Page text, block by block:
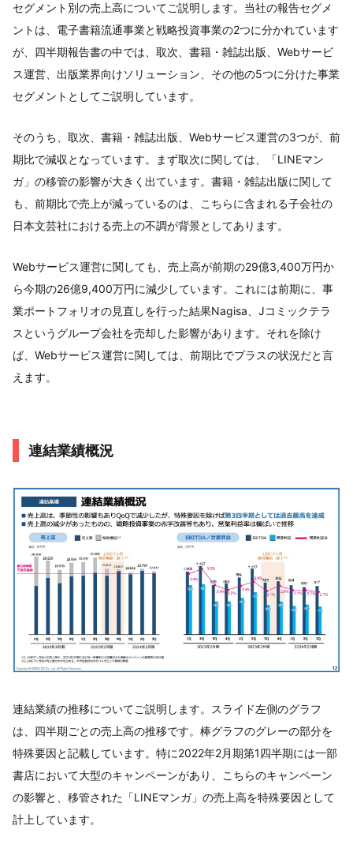
セグメント別の売上高についてご説明します。当社の報告セグメ
ントは、電子書籍流通事業と戦略投資事業の2つに分かれています
が、四半期報告書の中では、取次、書籍・雑誌出版、Webサービ
ス運営、出版業界向けソリューション、その他の5つに分けた事業
セグメントとしてご説明しています。
そのうち、取次、書籍・雑誌出版、Webサービス運営の3つが、前
期比で減収となっています。まず取次に関しては、「LINEマン
ガ」の移管の影響が大きく出ています。書籍・雑誌出版に関して
も、前期比で売上が減っているのは、こちらに含まれる子会社の
日本文芸社における売上の不調が背景としてあります。
Webサービス運営に関しても、売上高が前期の29億3,400万円か
ら今期の26億9,400万円に減少しています。これには前期に、事
業ポートフォリオの見直しを行った結果Nagisa、Jコミックテラ
スというグループ会社を売却した影響があります。それを除け
ば、Webサービス運営に関しては、前期比でプラスの状況だと言
えます。
連結業績概況
連結業績の推移についてご説明します。スライド左側のグラフ
は、四半期ごとの売上高の推移です。棒グラフのグレーの部分を
特殊要因と記載しています。特に2022年2月期第1四半期には一部
書店において大型のキャンペーンがあり、こちらのキャンペーン
の影響と、移管された「LINEマンガ」の売上高を特殊要因として
計上しています。